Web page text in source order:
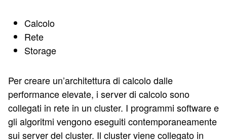
Calcolo
Rete
Storage
Per creare un’architettura di calcolo dalle
performance elevate, i server di calcolo sono
collegati in rete in un cluster. I programmi software e
gli algoritmi vengono eseguiti contemporaneamente
sui server del cluster. Il cluster viene collegato in